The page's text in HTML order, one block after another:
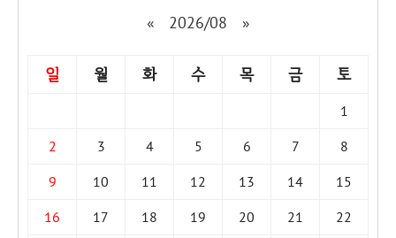
« 2026/08 »
일 월 화 수 목 금 토
1
2
3 4 5 6 7
8
9
10 11 12 13 14
15
16
17 18 19 20 21
22